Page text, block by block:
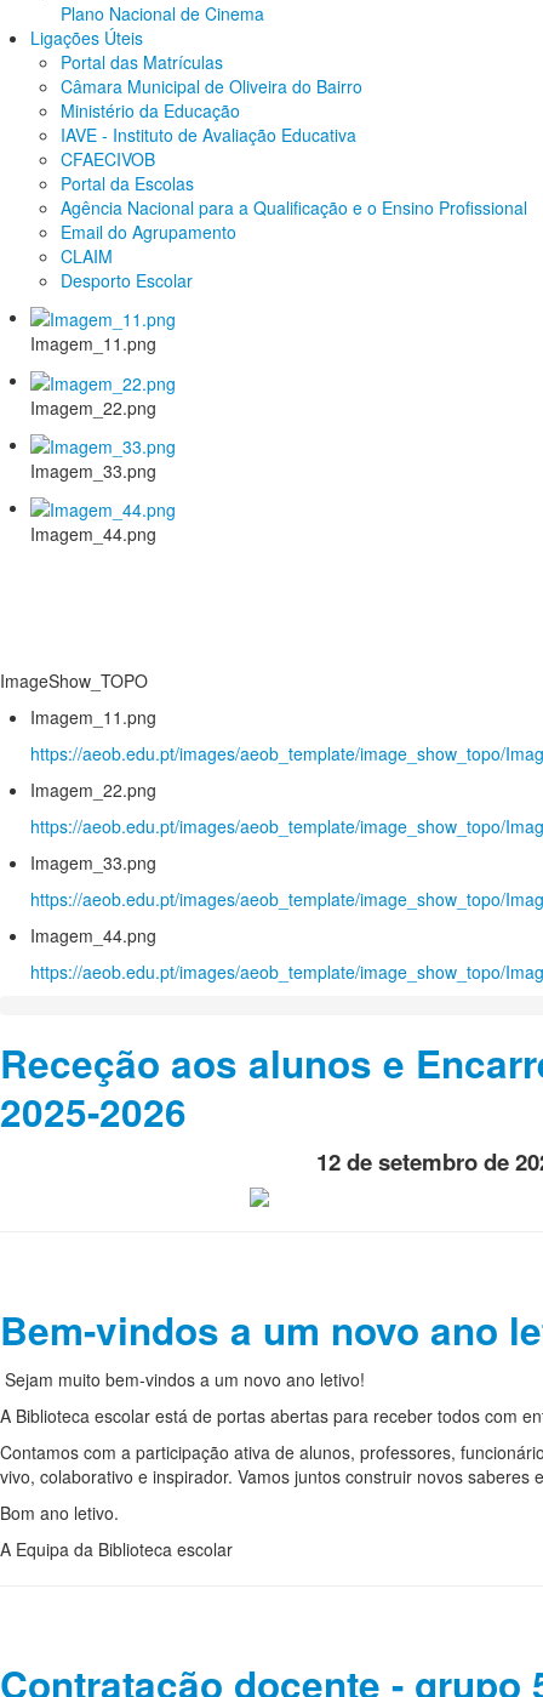
Plano Nacional de Cinema
Ligações Úteis
Portal das Matrículas
Câmara Municipal de Oliveira do Bairro
Ministério da Educação
IAVE - Instituto de Avaliação Educativa
CFAECIVOB
Portal da Escolas
Agência Nacional para a Qualificação e o Ensino Profissional
Email do Agrupamento
CLAIM
Desporto Escolar
Imagem_11.png
Imagem_22.png
Imagem_33.png
Imagem_44.png
ImageShow_TOPO
Imagem_11.png
https://aeob.edu.pt/images/aeob_template/image_show_topo/
Imagem_22.png
https://aeob.edu.pt/images/aeob_template/image_show_topo/
Imagem_33.png
https://aeob.edu.pt/images/aeob_template/image_show_topo/
Imagem_44.png
https://aeob.edu.pt/images/aeob_template/image_show_topo/
Receção aos alunos e
2025-2026
12 de setembro de
Bem-vindos a um novo ano
Sejam muito bem-vindos a um novo ano letivo!
A Biblioteca escolar está de portas abertas para receber todos com
Contamos com a participação ativa de alunos, professores,
vivo, colaborativo e inspirador. Vamos juntos construir novos saberes
Bom ano letivo.
A Equipa da Biblioteca escolar
Contratação docente - grupo